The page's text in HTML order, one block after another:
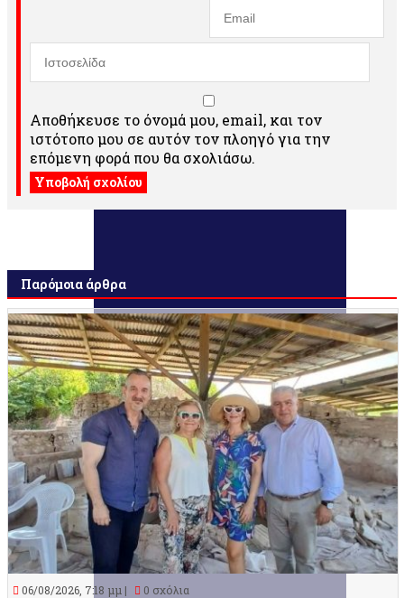
Αποθήκευσε το όνομά μου, email, και τον
ιστότοπο μου σε αυτόν τον πλοηγό για την
επόμενη φορά που θα σχολιάσω.
Παρόμοια άρθρα
06/08/2026, 7:18 μμ | 0 σχόλια